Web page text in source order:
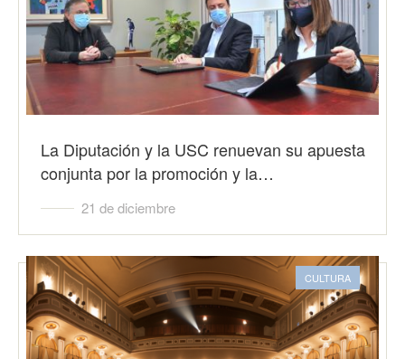
La Diputación y la USC renuevan su apuesta
conjunta por la promoción y la…
21 de diciembre
CULTURA